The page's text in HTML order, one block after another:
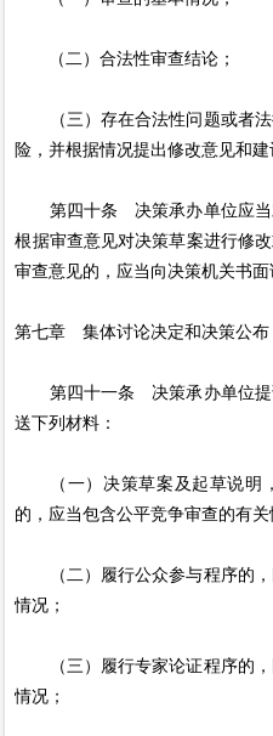
（二）合法性审查结论；
（三）存在合法性问题或者法
险，并根据情况提出修改意见和建
第四十条 决策承办单位应当
根据审查意见对决策草案进行修
审查意见的，应当向决策机关书面
第七章 集体讨论决定和决策公布
第四十一条 决策承办单位提
送下列材料：
（一）决策草案及起草说明
的，应当包含公平竞争审查的有关
（二）履行公众参与程序的，
情况；
（三）履行专家论证程序的，
情况；